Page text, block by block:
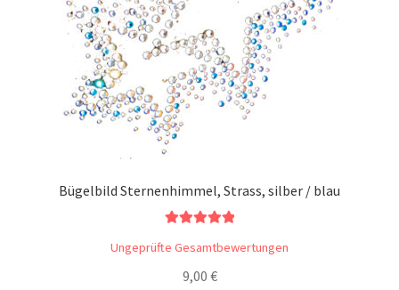
Bügelbild Sternenhimmel, Strass, silber / blau
5.00von 5
Ungeprüfte Gesamtbewertungen
9,00 €